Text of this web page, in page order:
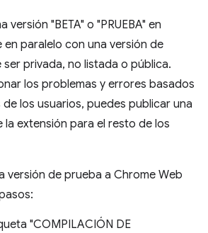
versión "BETA" o "PRUEBA" en
en paralelo con una versión de
privada, no listada o pública.
los problemas y errores basados
los usuarios, puedes publicar una
la extensión para el resto de los
versión de prueba a Chrome Web
"COMPILACIÓN DE